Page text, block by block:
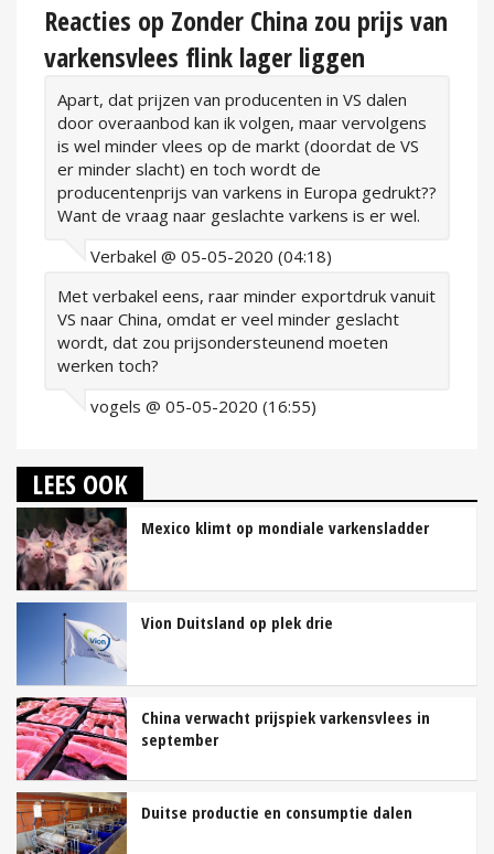
Reacties op Zonder China zou prijs van
varkensvlees flink lager liggen
Apart, dat prijzen van producenten in VS dalen
door overaanbod kan ik volgen, maar vervolgens
is wel minder vlees op de markt (doordat de VS
er minder slacht) en toch wordt de
producentenprijs van varkens in Europa gedrukt??
Want de vraag naar geslachte varkens is er wel.
Verbakel @ 05-05-2020 (04:18)
Met verbakel eens, raar minder exportdruk vanuit
VS naar China, omdat er veel minder geslacht
wordt, dat zou prijsondersteunend moeten
werken toch?
vogels @ 05-05-2020 (16:55)
LEES OOK
Mexico klimt op mondiale varkensladder
Vion Duitsland op plek drie
China verwacht prijspiek varkensvlees in
september
Duitse productie en consumptie dalen